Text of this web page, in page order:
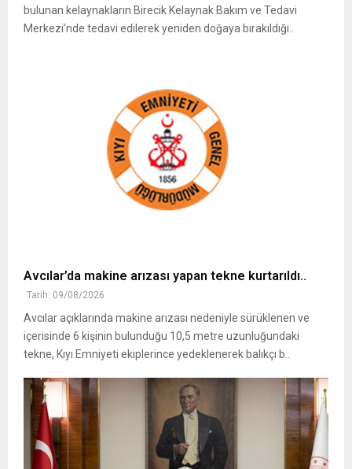
bulunan kelaynakların Birecik Kelaynak Bakım ve Tedavi
Merkezi’nde tedavi edilerek yeniden doğaya bırakıldığı..
Avcılar’da makine arızası yapan tekne kurtarıldı..
Tarih: 09/08/2026
Avcılar açıklarında makine arızası nedeniyle sürüklenen ve
içerisinde 6 kişinin bulunduğu 10,5 metre uzunluğundaki
tekne, Kıyı Emniyeti ekiplerince yedeklenerek balıkçı b..